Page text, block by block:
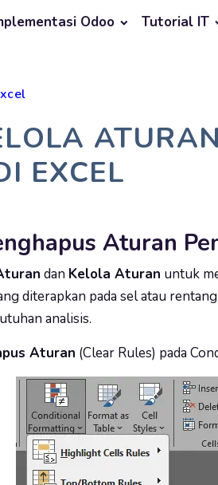
Odoo Tutorial IT
EXCEL
Aturan
dan Kelola Aturan untuk
diterapkan pada sel atau
analisis.
Aturan (Clear Rules) pada